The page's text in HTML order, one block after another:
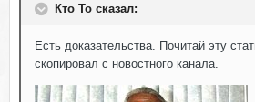
Кто То сказал:
Есть доказательства. Почитай эту
скопировал с новостного канала.